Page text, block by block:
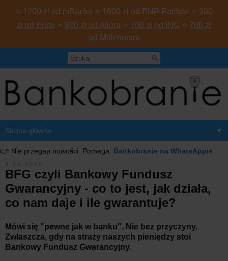
⭐ 1200 zł od mBanku ⭐ 1000 zł od BNP Paribas ⭐ 900
zł od Erste ⭐ 800 zł od Aliora ⭐ 700 zł od ING ⭐ 700 zł
od Millennium
▼
👉 Nie przegap nowości. Pomaga: Bankobranie na WhatsAppie
BFG czyli Bankowy Fundusz
Gwarancyjny - co to jest, jak działa,
co nam daje i ile gwarantuje?
Mówi się "pewne jak w banku". Nie bez przyczyny.
Zwłaszcza, gdy na straży naszych pieniędzy stoi
Bankowy Fundusz Gwarancyjny.